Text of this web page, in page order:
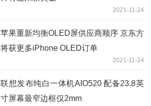
2021-11-24
苹果重新均衡OLED屏供应商顺序 京东方
将获更多iPhone OLED订单
2021-11-24
联想发布纯白一体机AIO520 配备23.8英
寸屏幕最窄边框仅2mm